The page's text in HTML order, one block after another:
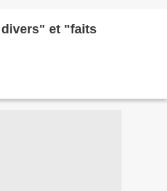
divers" et "faits